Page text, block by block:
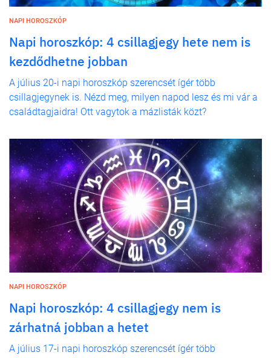
NAPI HOROSZKÓP
Napi horoszkóp: 4 csillagjegy hete nem is
kezdődhetne jobban
A július 20-i napi horoszkóp szerencsét ígér több
csillagjegynek is. Nézd meg, milyen napod lesz és mi vár a
családtagjaidra! Ott vagytok a mázlisták közt?
NAPI HOROSZKÓP
Napi horoszkóp: 4 csillagjegy nem is
zárhatná jobban a hetet
A július 17-i napi horoszkóp szerencsét ígér több